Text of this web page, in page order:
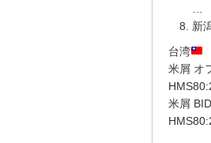
新
台湾
米屑 オ
米屑